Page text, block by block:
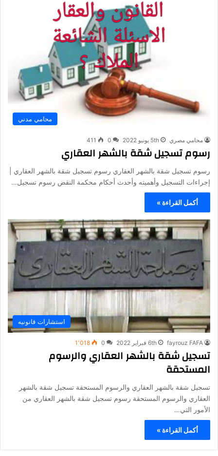
محامي مدني
محامي مصري 5th يونيو 2022 0
411
رسوم تسجيل شقة بالشهر العقاري
رسوم تسجيل شقة بالشهر العقاري رسوم تسجيل شقة بالشهر العقاري |
إجراءات التسجيل وأهميته وأحدث أحكام محكمة النقض رسوم تسجيل…
أكمل القراءة »
استشارات قانونيه
fayrouz FAFA 6th فبراير 2022 0 1٬018
تسجيل شقة بالشهر العقاري والرسوم
المستحقة
تسجيل شقة بالشهر العقاري والرسوم المستحقة تسجيل شقة بالشهر
العقاري والرسوم المستحقة رسوم تسجيل شقة بالشهر العقاري من
الأمور التي…
أكمل القراءة »